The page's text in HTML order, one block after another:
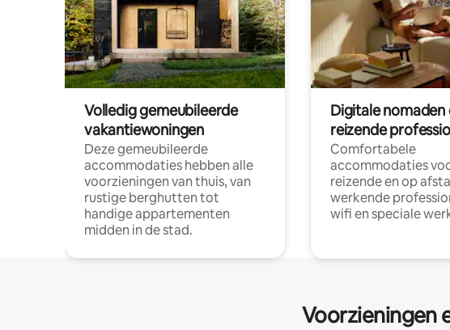
Volledig gemeubileerde
vakantiewoningen
Deze gemeubileerde
accommodaties hebben alle
voorzieningen van thuis, van
rustige berghutten tot
handige appartementen
midden in de stad.
Digitale nomaden
reizende
Comfortabele
accommodaties
reizende en op
werkende
wifi en speciale
Voorzieningen